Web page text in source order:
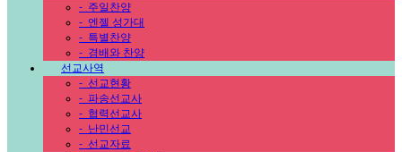
- 주일찬양
- 엔젤 성가대
- 특별찬양
- 경배와 찬양
선교사역
- 선교현황
- 파송선교사
- 협력선교사
- 난민선교
- 선교자료